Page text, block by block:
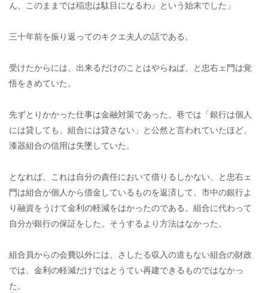
ん、このままでは稲忠は駄目になるわ』という始末でした」
三十年前を振り返ってのキクエ夫人の話である。
受けたからには、出来るだけのことはやらねば、と忠右ェ門は覚
悟をきめていた。
先ずとりかかった仕事は金融対策であった。巷では「銀行は個人
には貸しても、組合には貸さない」と公然と言われていたほど、
漆器組合の信用は失墜していた。
となれば、これは自分の責任において借りるしかない、と忠右ェ
門は組合が個人から借金しているものを返済して、市中の銀行よ
り融資をうけて金利の軽減をはかったのである。組合に代わって
自分が銀行の保証をした。そうするより方法はなかった。
組合員からの会費以外には、さしたる収入の道もない組合の財政
では、金利の軽減だけではとうてい再建できるものではなかっ
た。